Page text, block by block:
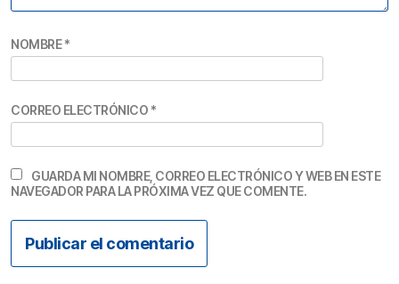
NOMBRE*
CORREO ELECTRÓNICO *
GUARDA MI NOMBRE, CORREO ELECTRÓNICO Y WEB EN ESTE
NAVEGADOR PARA LA PRÓXIMA VEZ QUE COMENTE.